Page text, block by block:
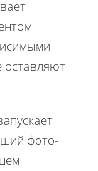
оставляют
фото-